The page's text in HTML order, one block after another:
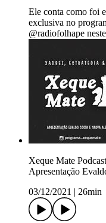
Ele conta como foi
exclusiva no
@radiofolhape
Xeque Mate
Apresentação
03/12/2021
26min